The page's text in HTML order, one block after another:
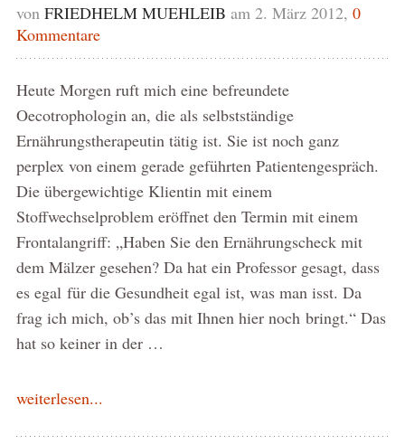
von FRIEDHELM MUEHLEIB am 2. März 2012, 0
Kommentare
Heute Morgen ruft mich eine befreundete
Oecotrophologin an, die als selbstständige
Ernährungstherapeutin tätig ist. Sie ist noch ganz
perplex von einem gerade geführten Patientengespräch.
Die übergewichtige Klientin mit einem
Stoffwechselproblem eröffnet den Termin mit einem
Frontalangriff: „Haben Sie den Ernährungscheck mit
dem Mälzer gesehen? Da hat ein Professor gesagt, dass
es egal für die Gesundheit egal ist, was man isst. Da
frag ich mich, ob’s das mit Ihnen hier noch bringt.“ Das
hat so keiner in der …
weiterlesen...